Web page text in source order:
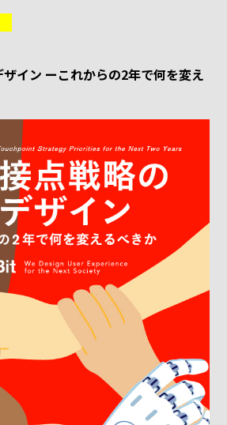
イン ーこれからの2年で何を変え